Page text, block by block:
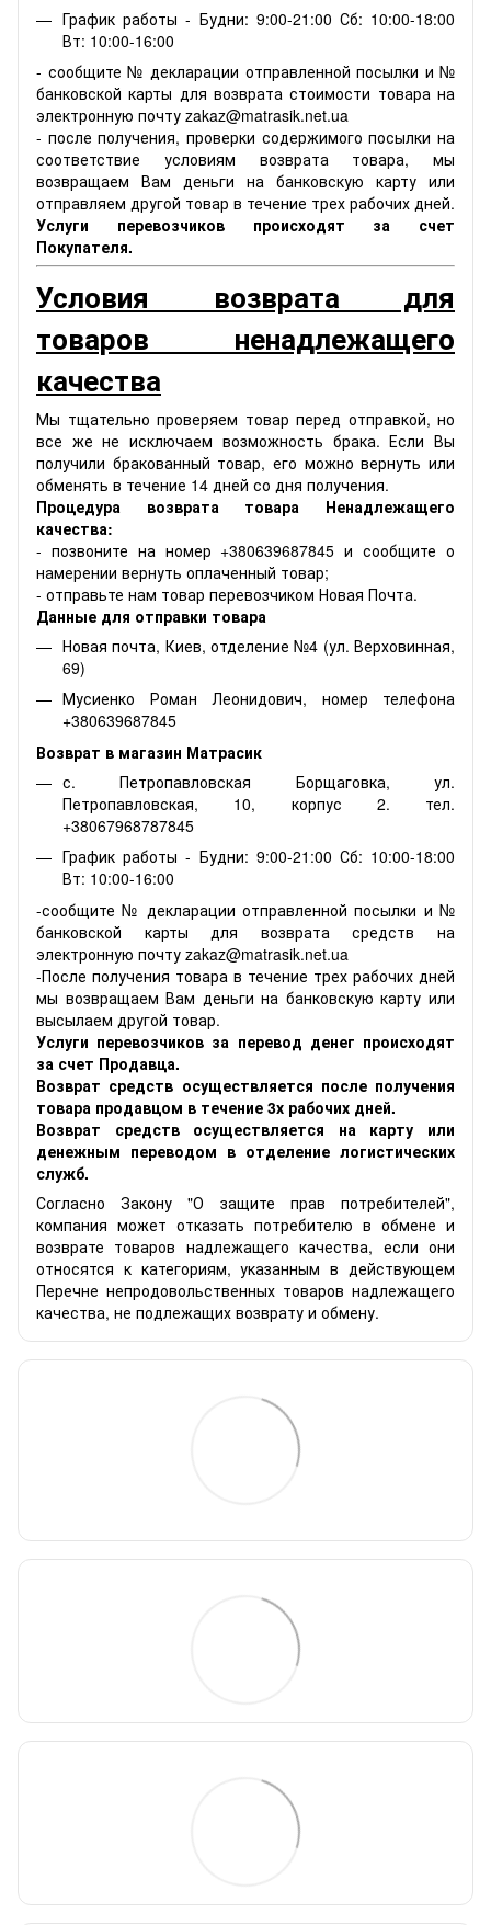
График работы - Будни: 9:00-21:00 Сб: 10:00-18:00
Вт: 10:00-16:00
- сообщите № декларации отправленной посылки и №
банковской карты для возврата стоимости товара на
электронную почту zakaz@matrasik.net.ua
- после получения, проверки содержимого посылки на
соответствие условиям возврата товара, мы
возвращаем Вам деньги на банковскую карту или
отправляем другой товар в течение трех рабочих дней.
Услуги перевозчиков происходят за счет
Покупателя.
Условия возврата для
товаров ненадлежащего
качества
Мы тщательно проверяем товар перед отправкой, но
все же не исключаем возможность брака. Если Вы
получили бракованный товар, его можно вернуть или
обменять в течение 14 дней со дня получения.
Процедура возврата товара Ненадлежащего
качества:
- позвоните на номер +380639687845 и сообщите о
намерении вернуть оплаченный товар;
- отправьте нам товар перевозчиком Новая Почта.
Данные для отправки товара
Новая почта, Киев, отделение №4 (ул. Верховинная,
69)
Мусиенко Роман Леонидович, номер телефона
+380639687845
Возврат в магазин Матрасик
с. Петропавловская Борщаговка, ул.
Петропавловская, 10, корпус 2. тел.
+38067968787845
График работы - Будни: 9:00-21:00 Сб: 10:00-18:00
Вт: 10:00-16:00
-сообщите № декларации отправленной посылки и №
банковской карты для возврата средств на
электронную почту zakaz@matrasik.net.ua
-После получения товара в течение трех рабочих дней
мы возвращаем Вам деньги на банковскую карту или
высылаем другой товар.
Услуги перевозчиков за перевод денег происходят
за счет Продавца.
Возврат средств осуществляется после получения
товара продавцом в течение 3х рабочих дней.
Возврат средств осуществляется на карту или
денежным переводом в отделение логистических
служб.
Согласно Закону "О защите прав потребителей",
компания может отказать потребителю в обмене и
возврате товаров надлежащего качества, если они
относятся к категориям, указанным в действующем
Перечне непродовольственных товаров надлежащего
качества, не подлежащих возврату и обмену.